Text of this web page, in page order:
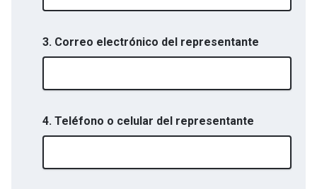
3. Correo electrónico del representante
4. Teléfono o celular del representante